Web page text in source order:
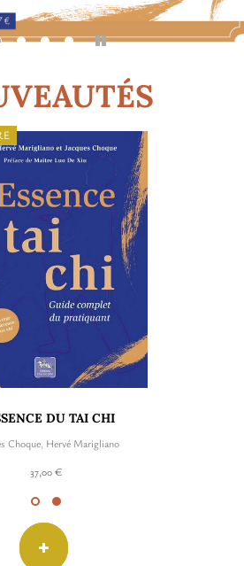
DU TAI CHI
Choque, Hervé Marigliano
37,00 €